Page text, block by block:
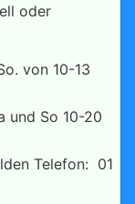
oder
von 10-13
und So 10-20
Telefon: 01